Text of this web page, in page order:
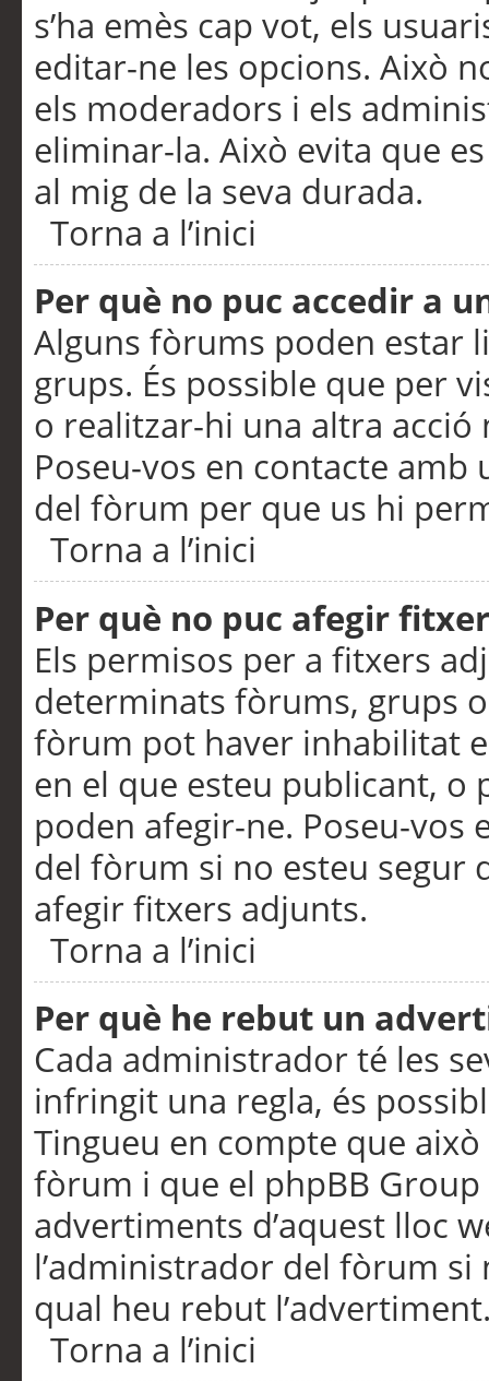
s’ha emès cap vot, els
editar-ne les opcions. Això
els moderadors i els
eliminar-la. Això evita que
al mig de la seva durada.
Torna a l’inici
Per què no puc accedir a
Alguns fòrums poden estar
grups. És possible que per
o realitzar-hi una altra acció
Poseu-vos en contacte
del fòrum per que us hi
Torna a l’inici
Per què no puc afegir
Els permisos per a fitxers
determinats fòrums, grups
fòrum pot haver inhabilitat
en el que esteu publicant,
poden afegir-ne. Poseu-vos
del fòrum si no esteu segur
afegir fitxers adjunts.
Torna a l’inici
Per què he rebut un
Cada administrador té les
infringit una regla, és
Tingueu en compte que
fòrum i que el phpBB
advertiments d’aquest lloc
l’administrador del fòrum
qual heu rebut
Torna a l’inici